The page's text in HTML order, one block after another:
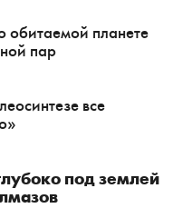
обитаемой планете
пар
все
под землей